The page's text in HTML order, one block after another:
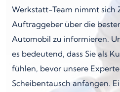
Werkstatt-Team nimmt sich
Auftraggeber über die
Automobil zu informieren.
es bedeutend, dass Sie als
fühlen, bevor unsere
Scheibentausch anfangen.